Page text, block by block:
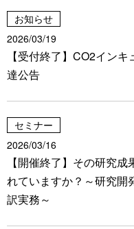
お知らせ
2026/03/19
【受付終了】CO2イン
達公告
セミナー
2026/03/16
【開催終了】その研究
れていますか？～研究開
訳実務～